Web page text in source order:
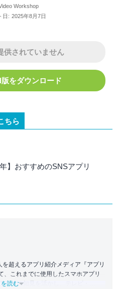
Workshop
日: 2025年8月7日
供されていません
をダウンロード
ちら
年】おすすめのSNSアプリ
超えるアプリ紹介メディア『アプリ
、これまでに使用したスマホアプリ
プリの知見を活かし、テレビ・
を読む